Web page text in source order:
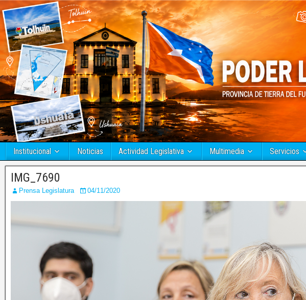
Institucional Noticias Actividad Legislativa Multimedia Servicios
IMG_7690
Prensa Legislatura 04/11/2020